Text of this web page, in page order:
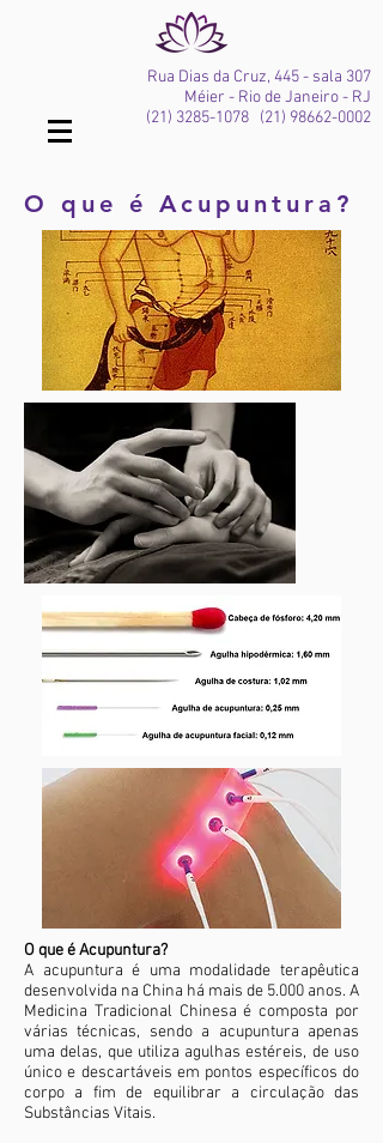
Rua Dias da Cruz, 445 - sala 307
Méier - Rio de Janeiro - RJ
(21) 3285-1078 (21) 98662-0002
O que é Acupuntura?
O que é Acupuntura?
A acupuntura é uma modalidade terapêutica
desenvolvida na China há mais de 5.000 anos. A
Medicina Tradicional Chinesa é composta por
várias técnicas, sendo a acupuntura apenas
uma delas, que utiliza agulhas estéreis, de uso
único e descartáveis em pontos específicos do
corpo a fim de equilibrar a circulação das
Substâncias Vitais.